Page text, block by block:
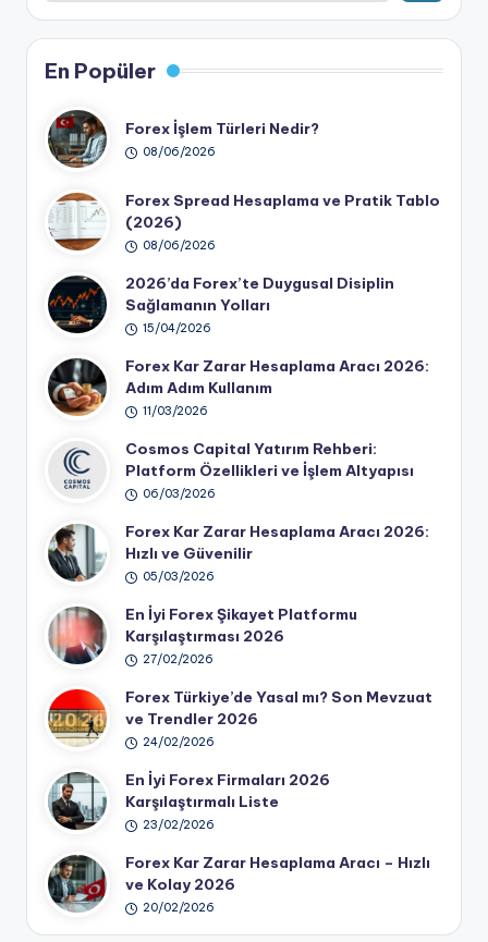
En Popüler
Forex İşlem Türleri Nedir?
08/06/2026
Forex Spread Hesaplama ve Pratik Tablo
(2026)
08/06/2026
2026’da Forex’te Duygusal Disiplin
Sağlamanın Yolları
15/04/2026
Forex Kar Zarar Hesaplama Aracı 2026:
Adım Adım Kullanım
11/03/2026
Cosmos Capital Yatırım Rehberi:
Platform Özellikleri ve İşlem Altyapısı
06/03/2026
Forex Kar Zarar Hesaplama Aracı 2026:
Hızlı ve Güvenilir
05/03/2026
En İyi Forex Şikayet Platformu
Karşılaştırması 2026
27/02/2026
Forex Türkiye’de Yasal mı? Son Mevzuat
ve Trendler 2026
24/02/2026
En İyi Forex Firmaları 2026
Karşılaştırmalı Liste
23/02/2026
Forex Kar Zarar Hesaplama Aracı – Hızlı
ve Kolay 2026
20/02/2026